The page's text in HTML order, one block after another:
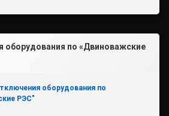
оборудования по «Двиноважские